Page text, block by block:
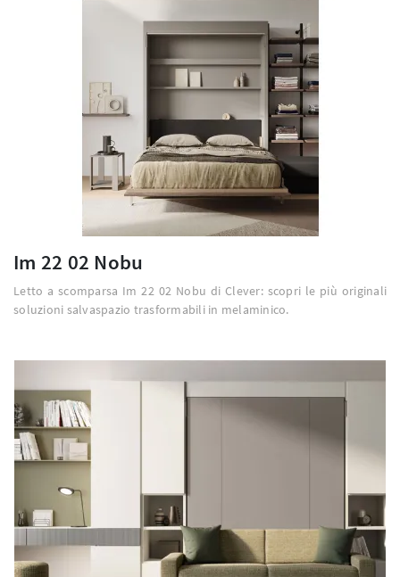
Im 22 02 Nobu
Letto a scomparsa Im 22 02 Nobu di Clever: scopri le più originali
soluzioni salvaspazio trasformabili in melaminico.